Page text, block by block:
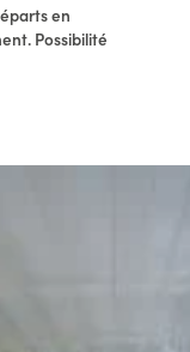
en
Possibilité